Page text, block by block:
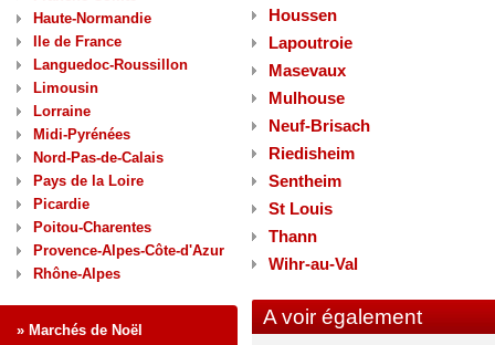
Haute-Normandie
Ile de France
Languedoc-Roussillon
Limousin
Lorraine
Midi-Pyrénées
Nord-Pas-de-Calais
Pays de la Loire
Picardie
Poitou-Charentes
Provence-Alpes-Côte-d'Azur
Rhône-Alpes
» Marchés de Noël
Houssen
Lapoutroie
Masevaux
Mulhouse
Neuf-Brisach
Riedisheim
Sentheim
St Louis
Thann
Wihr-au-Val
A voir également